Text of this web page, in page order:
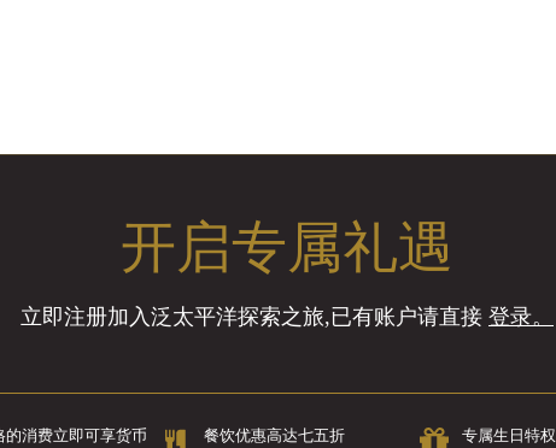
开启专属礼遇
立即注册加入泛太平洋探索之旅,已有账户请直接 登录。
的消费立即可享货币
餐饮优惠高达七五折 专属生日特权